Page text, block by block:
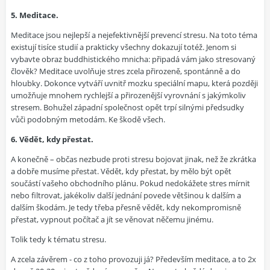
5. Meditace.
Meditace jsou nejlepší a nejefektivnější prevencí stresu. Na toto téma
existují tisíce studií a prakticky všechny dokazují totéž. Jenom si
vybavte obraz buddhistického mnicha: připadá vám jako stresovaný
člověk? Meditace uvolňuje stres zcela přirozeně, spontánně a do
hloubky. Dokonce vytváří uvnitř mozku speciální mapu, která později
umožňuje mnohem rychlejší a přirozenější vyrovnání s jakýmkoliv
stresem. Bohužel západní společnost opět trpí silnými předsudky
vůči podobným metodám. Ke škodě všech.
6. Vědět, kdy přestat.
A konečně – občas nezbude proti stresu bojovat jinak, než že zkrátka
a dobře musíme přestat. Vědět, kdy přestat, by mělo být opět
součástí vašeho obchodního plánu. Pokud nedokážete stres mírnit
nebo filtrovat, jakékoliv další jednání povede většinou k dalším a
dalším škodám. Je tedy třeba přesně vědět, kdy nekompromisně
přestat, vypnout počítač a jít se věnovat něčemu jinému.
Tolik tedy k tématu stresu.
A zcela závěrem - co z toho provozuji já? Především meditace, a to 2x